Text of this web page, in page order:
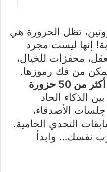
تظل الحزورة هي
إنها ليست مجرد
محفزات للخيال،
من فك رموزها.
أكثر من 50 حزورة
الذكاء الحاد
الأصدقاء،
التحدي الحامية.
نفسك… وابدأ